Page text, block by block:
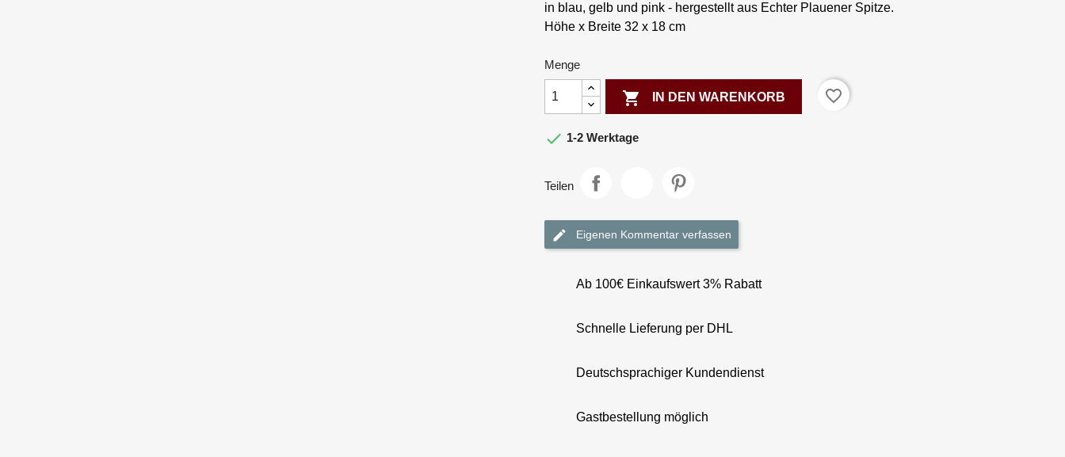
in blau, gelb und pink - hergestellt aus Echter Plauener Spitze.
Höhe x Breite 32 x 18 cm
Menge
 IN DEN WARENKORB favorite_border
 1-2 Werktage
Teilen
Eigenen Kommentar verfassen
Ab 100€ Einkaufswert 3% Rabatt
Schnelle Lieferung per DHL
Deutschsprachiger Kundendienst
Gastbestellung möglich